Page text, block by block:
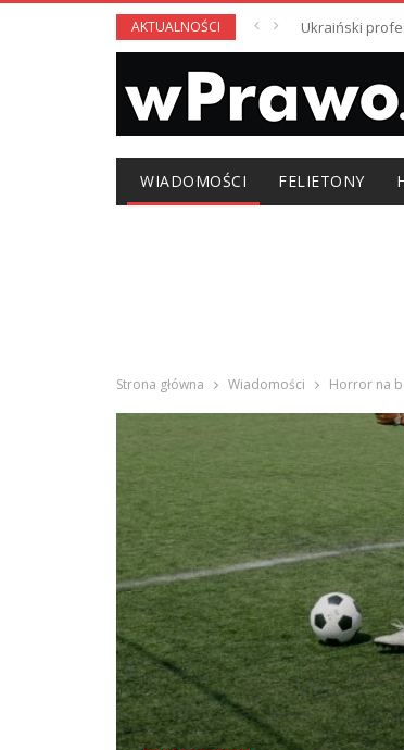
AKTUALNOŚCI Ukraiński
WIADOMOŚCI FELIETONY
Strona główna Wiadomości Horror na